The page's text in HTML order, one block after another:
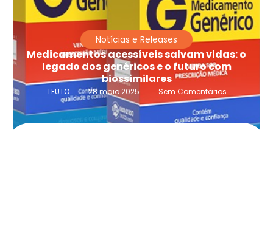
Notícias e Releases
Medicamentos acessíveis salvam vidas: o
legado dos genéricos e o futuro com
biossimilares
TEUTO 28 maio 2025 Sem Comentários